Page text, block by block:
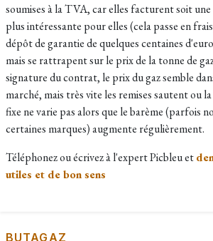
soumises à la TVA, car elles facturent soit
plus intéressante pour elles (cela passe en
dépôt de garantie de quelques centaines
mais se rattrapent sur le prix de la tonne de
signature du contrat, le prix du gaz semble
marché, mais très vite les remises sautent ou
fixe ne varie pas alors que le barème (parfois
certaines marques) augmente régulièrement.
Téléphonez ou écrivez à l'expert Picbleu et
utiles et de bon sens
BUTAGAZ